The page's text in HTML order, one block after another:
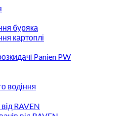
буряка
картоплі
Panien PW
водіння
RAVEN